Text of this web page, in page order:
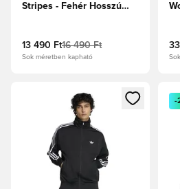
Stripes - Fehér Hosszú
13 490 Ft16 490 Ft
Sok méretben kapható
Megnyit egy modált a
-